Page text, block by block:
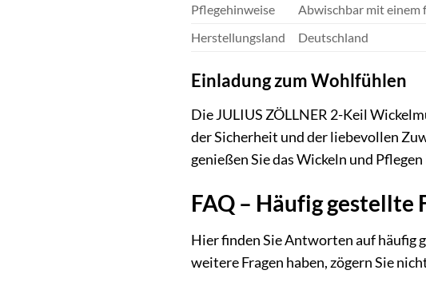
Pflegehinweise
Abwischbar mit einem
Herstellungsland
Deutschland
Einladung zum Wohlfühlen
Die JULIUS ZÖLLNER 2-Keil
der Sicherheit und der liebevollen
genießen Sie das Wickeln und
FAQ – Häufig gestellte
Hier finden Sie Antworten auf häufig
weitere Fragen haben, zögern Sie